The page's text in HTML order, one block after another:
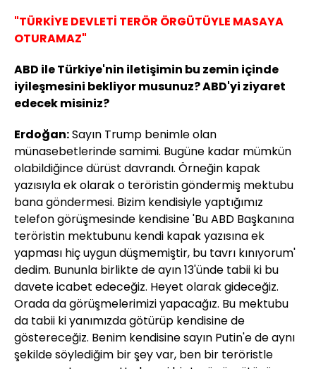
"TÜRKİYE DEVLETİ TERÖR ÖRGÜTÜYLE MASAYA
OTURAMAZ"
ABD ile Türkiye'nin iletişimin bu zemin içinde
iyileşmesini bekliyor musunuz? ABD'yi ziyaret
edecek misiniz?
Erdoğan:Sayın Trump benimle olan
münasebetlerinde samimi. Bugüne kadar mümkün
olabildiğince dürüst davrandı. Örneğin kapak
yazısıyla ek olarak o teröristin göndermiş mektubu
bana göndermesi. Bizim kendisiyle yaptığımız
telefon görüşmesinde kendisine 'Bu ABD Başkanına
teröristin mektubunu kendi kapak yazısına ek
yapması hiç uygun düşmemiştir, bu tavrı kınıyorum'
dedim. Bununla birlikte de ayın 13'ünde tabii ki bu
davete icabet edeceğiz. Heyet olarak gideceğiz.
Orada da görüşmelerimizi yapacağız. Bu mektubu
da tabii ki yanımızda götürüp kendisine de
göstereceğiz. Benim kendisine sayın Putin'e de aynı
şekilde söylediğim bir şey var, ben bir teröristle